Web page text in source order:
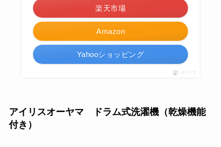
Amazon
楽天市場
Yahooショッピング
ポチップ
アイリスオーヤマ ドラム式洗濯機（乾燥機能
付き）